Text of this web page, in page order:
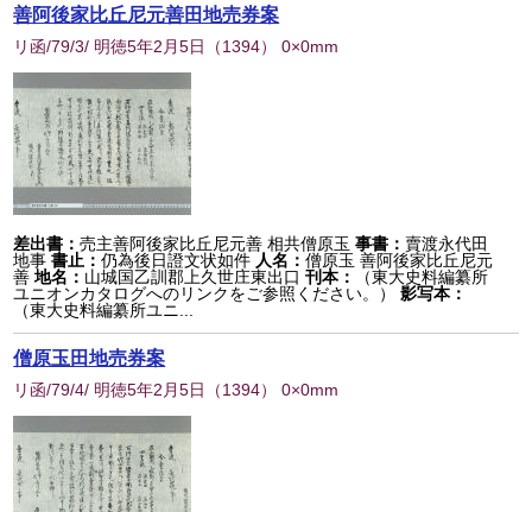
善阿後家比丘尼元善田地売券案
リ函/79/3/ 明徳5年2月5日 （1394） 0×0mm
差出書：売主善阿後家比丘尼元善 相共僧原玉 事書：賣渡永代田
地事 書止：仍為後日證文状如件 人名：僧原玉 善阿後家比丘尼元
善 地名： 山城国乙訓郡上久世庄東出口 刊本：
（東大史料編纂所
ユニオンカタログへのリンクをご参照ください。）
影写本：
（東大史料編纂所ユニ...
僧原玉田地売券案
リ函/79/4/ 明徳5年2月5日 （1394） 0×0mm